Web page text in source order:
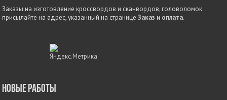
Заказы на изготовление кроссвордов и сканвордов, головоломок
присылайте на адрес, указанный на страницеЗаказ и оплата.
Новые работы